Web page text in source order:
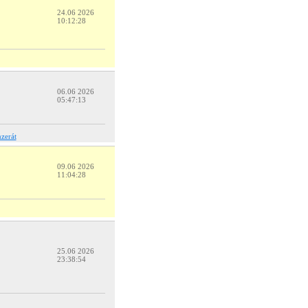
24.06 2026
10:12:28
06.06 2026
05:47:13
09.06 2026
11:04:28
25.06 2026
23:38:54